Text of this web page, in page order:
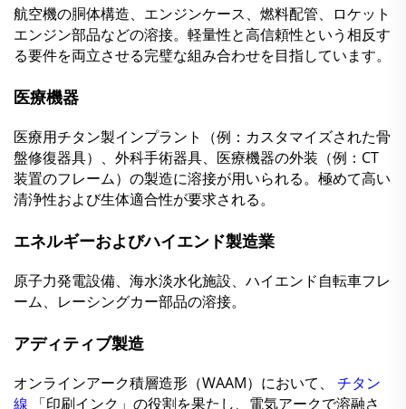
航空機の胴体構造、エンジンケース、燃料配管、ロケット
エンジン部品などの溶接。軽量性と高信頼性という相反す
る要件を両立させる完璧な組み合わせを目指しています。
医療機器
医療用チタン製インプラント（例：カスタマイズされた骨
盤修復器具）、外科手術器具、医療機器の外装（例：CT
装置のフレーム）の製造に溶接が用いられる。極めて高い
清浄性および生体適合性が要求される。
エネルギーおよびハイエンド製造業
原子力発電設備、海水淡水化施設、ハイエンド自転車フレ
ーム、レーシングカー部品の溶接。
アディティブ製造
オンラインアーク積層造形（WAAM）において、 チタン
線
「印刷インク」の役割を果たし、電気アークで溶融さ